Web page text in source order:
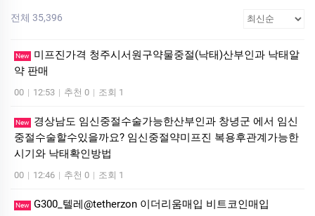
전체 35,396
New
미프진가격 청주시서원구약물중절(낙태)산부인과 낙­태알
약 판매
00 | 12:53 | 추천 0 | 조회 1
New
경상남도 임신중절수술가능한산부인과 창녕군 에서 임신
중절수술할수있을까요? 임신중절약미프진 복용후관계가능한
시기와 낙태확인방법
00 | 12:46 | 추천 0 | 조회 1
New G300_텔레@tetherzon 이더리움매입 비트코인매입